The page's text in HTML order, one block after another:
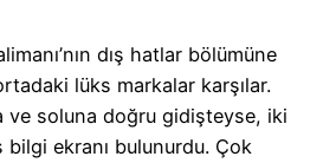
dış hatlar bölümüne
lüks markalar karşılar.
ve soluna doğru gidişteyse, iki
ekranı bulunurdu. Çok